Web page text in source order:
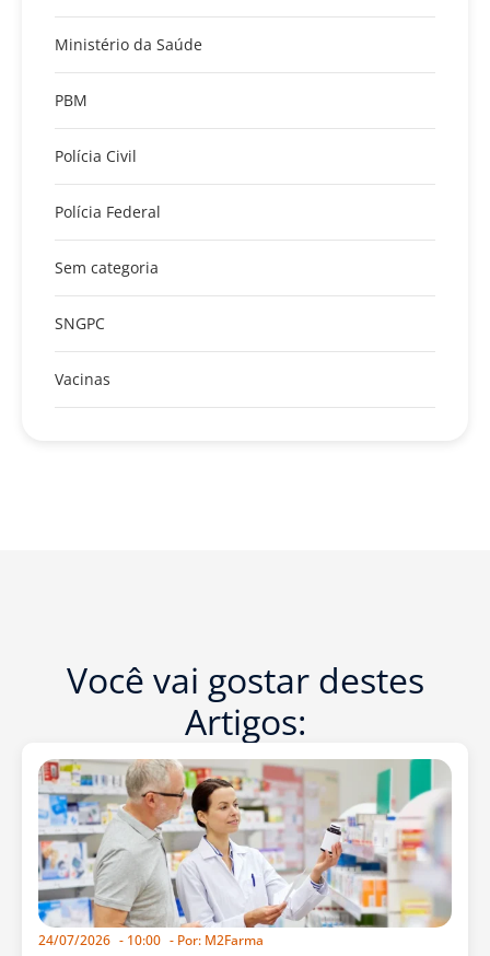
Ministério da Saúde
PBM
Polícia Civil
Polícia Federal
Sem categoria
SNGPC
Vacinas
Você vai gostar destes
Artigos:
24/07/2026 - 10:00 - Por: M2Farma